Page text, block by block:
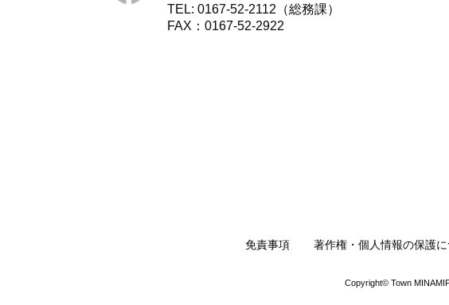
TEL: 0167-52-2112（総務課）
FAX：0167-52-2922
免責事項 著作権・個人情報の保護
Copyright© Town